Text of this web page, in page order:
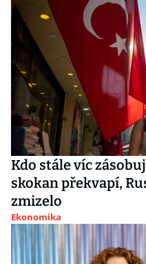
Kdo stále víc
skokan překvapí,
zmizelo
Ekonomika